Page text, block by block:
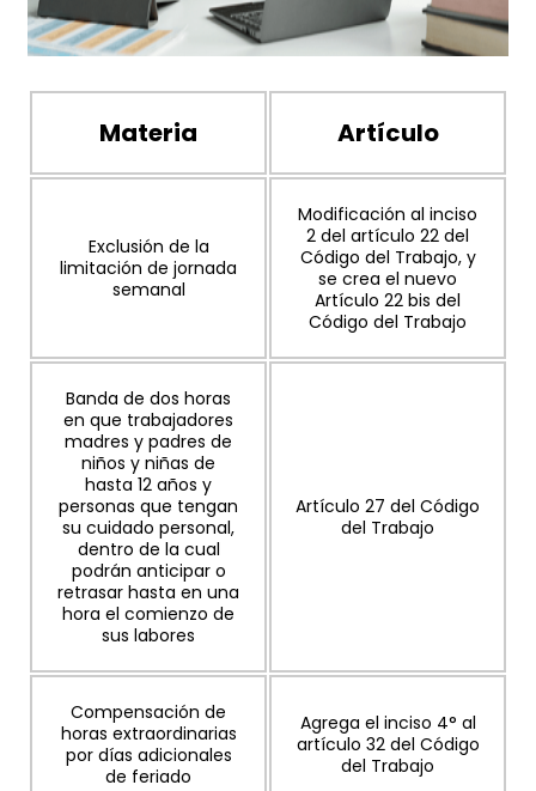
Materia Artículo
Exclusión de la
limitación de jornada
semanal
Modificación al inciso
2 del artículo 22 del
Código del Trabajo, y
se crea el nuevo
Artículo 22 bis del
Código del Trabajo
Banda de dos horas
en que trabajadores
madres y padres de
niños y niñas de
hasta 12 años y
personas que tengan
su cuidado personal,
dentro de la cual
podrán anticipar o
retrasar hasta en una
hora el comienzo de
sus labores
Artículo 27 del Código
del Trabajo
Compensación de
horas extraordinarias
por días adicionales
de feriado
Agrega el inciso 4° al
artículo 32 del Código
del Trabajo